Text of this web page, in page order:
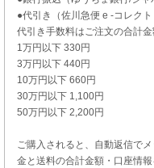
●代引き（佐川急便 e -コレク
代引き手数料はご注文の合計
1万円以下 330円
3万円以下 440円
10万円以下 660円
30万円以下 1,100円
50万円以下 2,200円
ご購入されると、自動返信で
金と送料の合計金額・口座情